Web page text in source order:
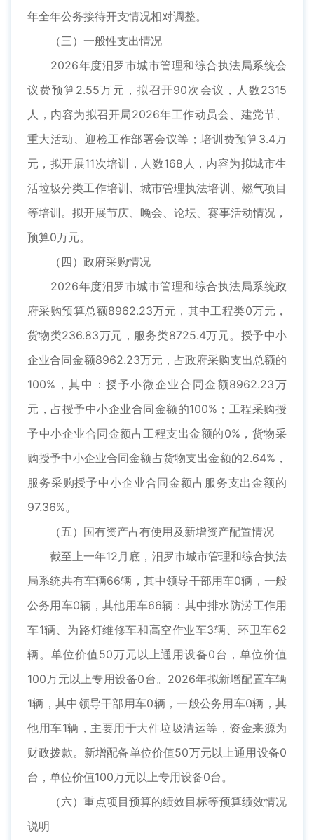
年全年公务接待开支情况相对调整。
（三）一般性支出情况
2026年度汨罗市城市管理和综合执法局系统会
议费预算2.55万元，拟召开90次会议，人数2315
人，内容为拟召开局2026年工作动员会、建党节、
重大活动、迎检工作部署会议等；培训费预算3.4万
元，拟开展11次培训，人数168人，内容为拟城市生
活垃圾分类工作培训、城市管理执法培训、燃气项目
等培训。拟开展节庆、晚会、论坛、赛事活动情况，
预算0万元。
（四）政府采购情况
2026年度汨罗市城市管理和综合执法局系统政
府采购预算总额8962.23万元，其中工程类0万元，
货物类236.83万元，服务类8725.4万元。授予中小
企业合同金额8962.23万元，占政府采购支出总额的
100%，其中：授予小微企业合同金额8962.23万
元，占授予中小企业合同金额的100%；工程采购授
予中小企业合同金额占工程支出金额的0%，货物采
购授予中小企业合同金额占货物支出金额的2.64%，
服务采购授予中小企业合同金额占服务支出金额的
97.36%。
（五）国有资产占有使用及新增资产配置情况
截至上一年12月底，汨罗市城市管理和综合执法
局系统共有车辆66辆，其中领导干部用车0辆，一般
公务用车0辆，其他用车66辆：其中排水防涝工作用
车1辆、为路灯维修车和高空作业车3辆、环卫车62
辆。单位价值50万元以上通用设备0台，单位价值
100万元以上专用设备0台。2026年拟新增配置车辆
1辆，其中领导干部用车0辆，一般公务用车0辆，其
他用车1辆，主要用于大件垃圾清运等，资金来源为
财政拨款。新增配备单位价值50万元以上通用设备0
台，单位价值100万元以上专用设备0台。
（六）重点项目预算的绩效目标等预算绩效情况
说明